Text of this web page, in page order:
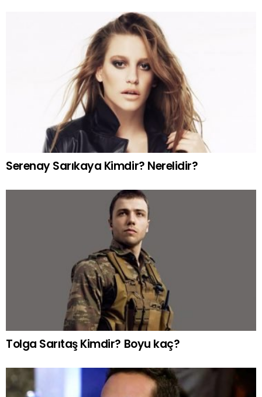
Serenay Sarıkaya Kimdir? Nerelidir?
Tolga Sarıtaş Kimdir? Boyu kaç?